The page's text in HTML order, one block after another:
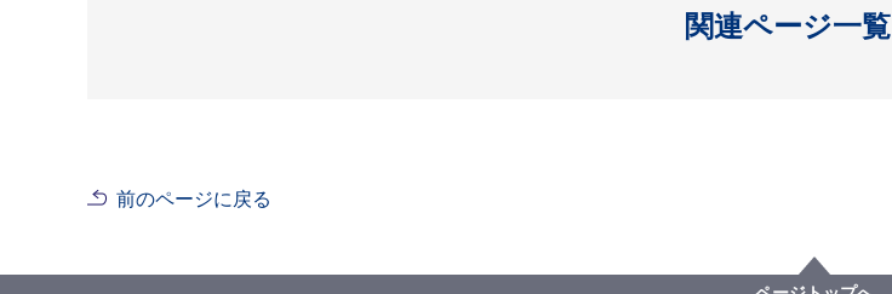
関連ページ一覧
開く
前のページに戻る